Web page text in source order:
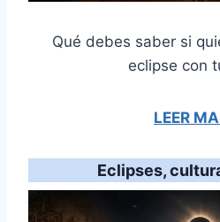
Qué debes saber si
eclipse con
LEER
Eclipses,